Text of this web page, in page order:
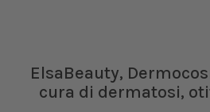
ElsaBeauty,
cura di dermatosi,